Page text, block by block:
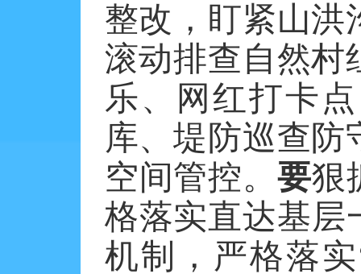
整改，盯紧山洪
滚动排查自然村
乐、网红打卡
库、堤防巡查防
空间管控。要狠
格落实直达基层
机制，严格落